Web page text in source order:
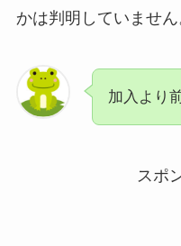
かは判明していません
加入より
スポ